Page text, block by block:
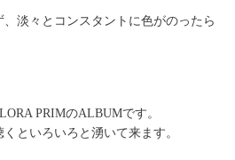
淡々とコンスタントに色がのったら
PRIMのALBUMです。
といろいろと湧いて来ます。